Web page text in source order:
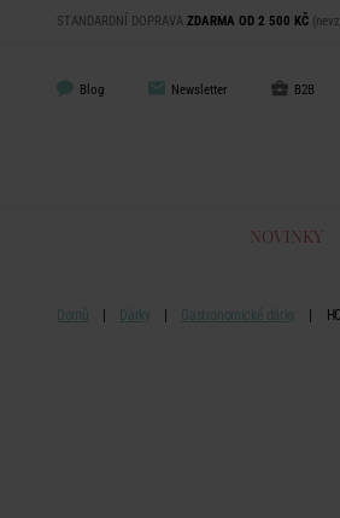
STANDARDNÍ DOPRAVA ZDARMA OD 2 500 KČ
Blog Newsletter B2B
NOVINKY
Domů Dárky Gastronomické dárky